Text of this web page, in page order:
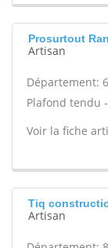
Prosurtout
Artisan
Département:
Plafond tendu -
Voir la fiche
Tiq
Artisan